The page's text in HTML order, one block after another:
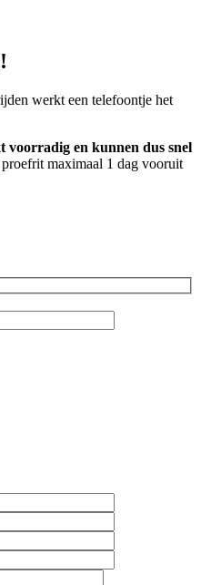
werkt een telefoontje het
voorradig en kunnen dus snel
maximaal 1 dag vooruit